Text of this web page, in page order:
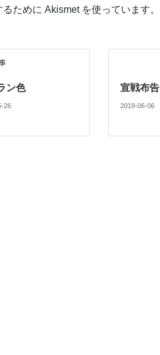
ために Akismet を使っています。
ン色
26
宣戦布告
2019-06-06